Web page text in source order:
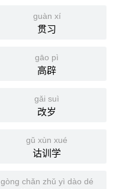
guàn xí
贯习
gāo pì
高辟
gǎi suì
改岁
gǔ xùn xué
诂训学
gòng chǎn zhǔ yì dào dé